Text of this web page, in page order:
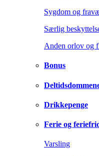
Sygdom og
Særlig
Anden orlov og
Bonus
Drikkepenge
Ferie og
Varsling